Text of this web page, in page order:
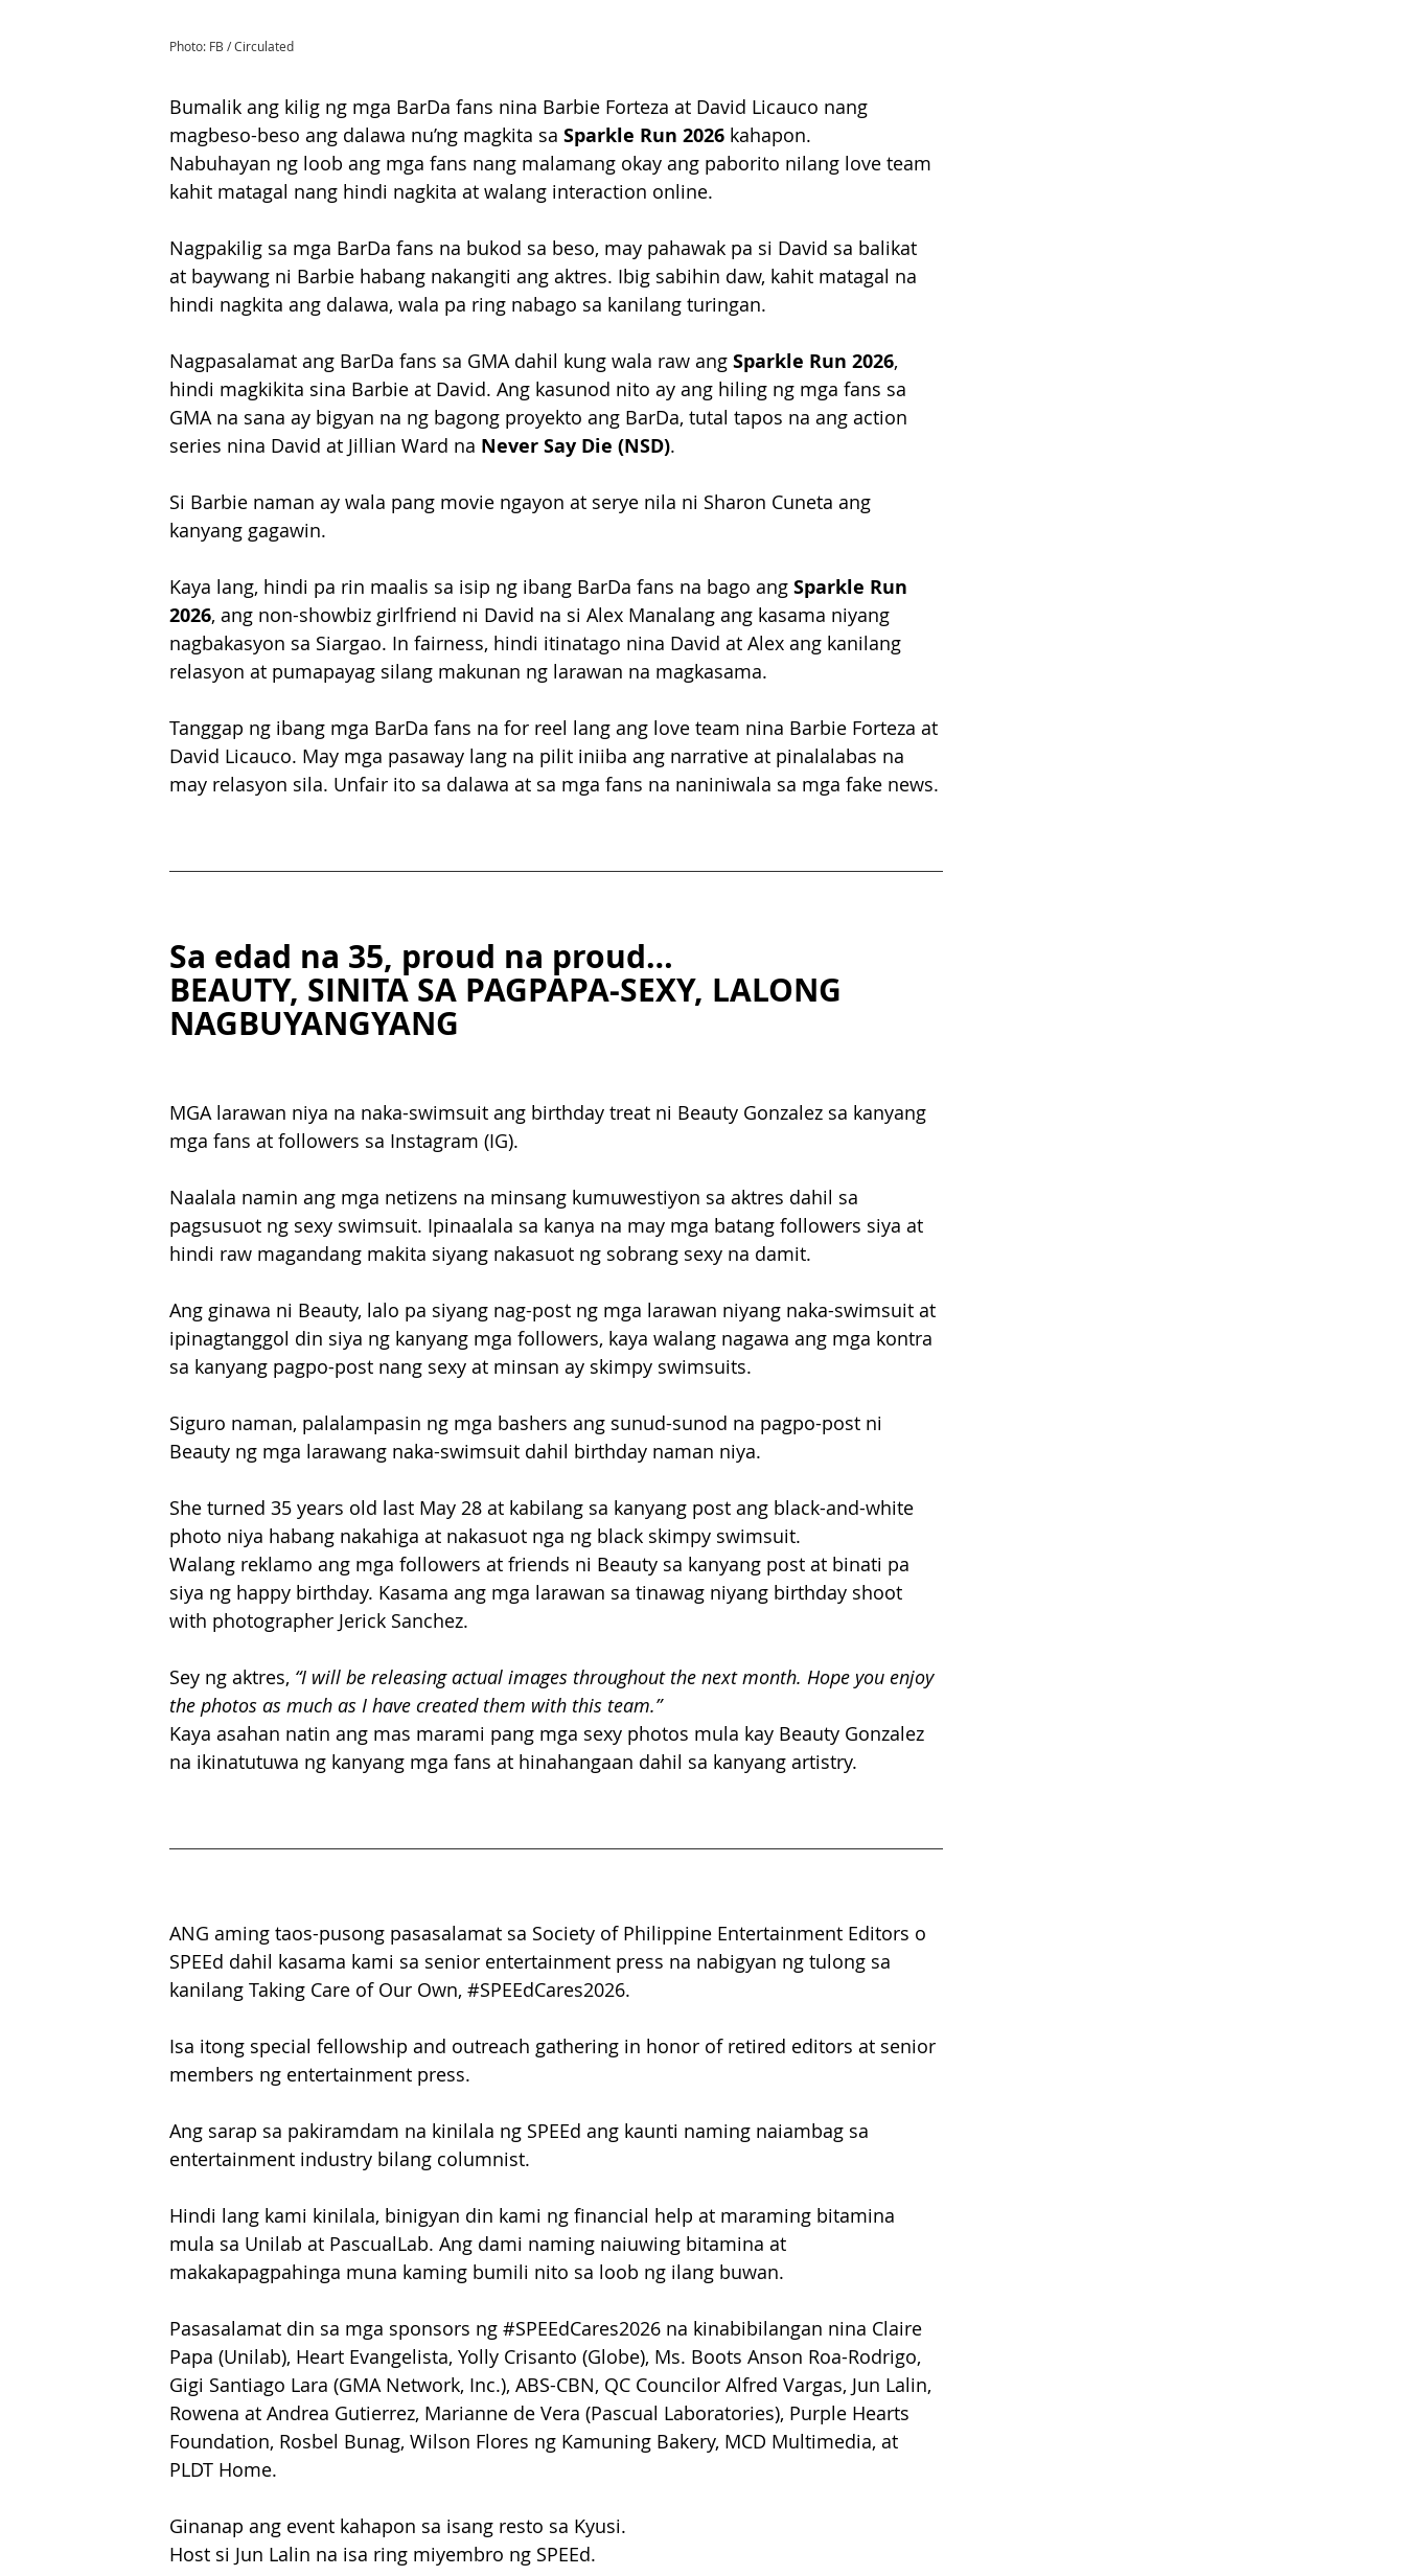
Photo: FB / Circulated
Bumalik ang kilig ng mga BarDa fans nina Barbie Forteza at David Licauco nang
magbeso-beso ang dalawa nu’ng magkita sa Sparkle Run 2026 kahapon.
Nabuhayan ng loob ang mga fans nang malamang okay ang paborito nilang love team
kahit matagal nang hindi nagkita at walang interaction online.
Nagpakilig sa mga BarDa fans na bukod sa beso, may pahawak pa si David sa balikat
at baywang ni Barbie habang nakangiti ang aktres. Ibig sabihin daw, kahit matagal na
hindi nagkita ang dalawa, wala pa ring nabago sa kanilang turingan.
Nagpasalamat ang BarDa fans sa GMA dahil kung wala raw ang Sparkle Run 2026,
hindi magkikita sina Barbie at David. Ang kasunod nito ay ang hiling ng mga fans sa
GMA na sana ay bigyan na ng bagong proyekto ang BarDa, tutal tapos na ang action
series nina David at Jillian Ward na Never Say Die (NSD).
Si Barbie naman ay wala pang movie ngayon at serye nila ni Sharon Cuneta ang
kanyang gagawin.
Kaya lang, hindi pa rin maalis sa isip ng ibang BarDa fans na bago ang Sparkle Run
2026, ang non-showbiz girlfriend ni David na si Alex Manalang ang kasama niyang
nagbakasyon sa Siargao. In fairness, hindi itinatago nina David at Alex ang kanilang
relasyon at pumapayag silang makunan ng larawan na magkasama.
Tanggap ng ibang mga BarDa fans na for reel lang ang love team nina Barbie Forteza at
David Licauco. May mga pasaway lang na pilit iniiba ang narrative at pinalalabas na
may relasyon sila. Unfair ito sa dalawa at sa mga fans na naniniwala sa mga fake news.
Sa edad na 35, proud na proud…
BEAUTY, SINITA SA PAGPAPA-SEXY, LALONG
NAGBUYANGYANG
MGA larawan niya na naka-swimsuit ang birthday treat ni Beauty Gonzalez sa kanyang
mga fans at followers sa Instagram (IG).
Naalala namin ang mga netizens na minsang kumuwestiyon sa aktres dahil sa
pagsusuot ng sexy swimsuit. Ipinaalala sa kanya na may mga batang followers siya at
hindi raw magandang makita siyang nakasuot ng sobrang sexy na damit.
Ang ginawa ni Beauty, lalo pa siyang nag-post ng mga larawan niyang naka-swimsuit at
ipinagtanggol din siya ng kanyang mga followers, kaya walang nagawa ang mga kontra
sa kanyang pagpo-post nang sexy at minsan ay skimpy swimsuits.
Siguro naman, palalampasin ng mga bashers ang sunud-sunod na pagpo-post ni
Beauty ng mga larawang naka-swimsuit dahil birthday naman niya.
She turned 35 years old last May 28 at kabilang sa kanyang post ang black-and-white
photo niya habang nakahiga at nakasuot nga ng black skimpy swimsuit.
Walang reklamo ang mga followers at friends ni Beauty sa kanyang post at binati pa
siya ng happy birthday. Kasama ang mga larawan sa tinawag niyang birthday shoot
with photographer Jerick Sanchez.
Sey ng aktres, “I will be releasing actual images throughout the next month. Hope you enjoy
the photos as much as I have created them with this team.”
Kaya asahan natin ang mas marami pang mga sexy photos mula kay Beauty Gonzalez
na ikinatutuwa ng kanyang mga fans at hinahangaan dahil sa kanyang artistry.
ANG aming taos-pusong pasasalamat sa Society of Philippine Entertainment Editors o
SPEEd dahil kasama kami sa senior entertainment press na nabigyan ng tulong sa
kanilang Taking Care of Our Own, #SPEEdCares2026.
Isa itong special fellowship and outreach gathering in honor of retired editors at senior
members ng entertainment press.
Ang sarap sa pakiramdam na kinilala ng SPEEd ang kaunti naming naiambag sa
entertainment industry bilang columnist.
Hindi lang kami kinilala, binigyan din kami ng financial help at maraming bitamina
mula sa Unilab at PascualLab. Ang dami naming naiuwing bitamina at
makakapagpahinga muna kaming bumili nito sa loob ng ilang buwan.
Pasasalamat din sa mga sponsors ng #SPEEdCares2026 na kinabibilangan nina Claire
Papa (Unilab), Heart Evangelista, Yolly Crisanto (Globe), Ms. Boots Anson Roa-Rodrigo,
Gigi Santiago Lara (GMA Network, Inc.), ABS-CBN, QC Councilor Alfred Vargas, Jun Lalin,
Rowena at Andrea Gutierrez, Marianne de Vera (Pascual Laboratories), Purple Hearts
Foundation, Rosbel Bunag, Wilson Flores ng Kamuning Bakery, MCD Multimedia, at
PLDT Home.
Ginanap ang event kahapon sa isang resto sa Kyusi.
Host si Jun Lalin na isa ring miyembro ng SPEEd.